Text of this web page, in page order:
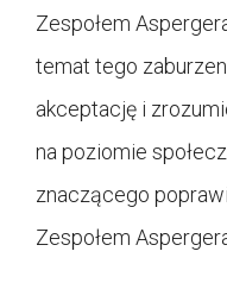
Zespołem
temat tego
akceptację i
na poziomie
znaczącego
Zespołem